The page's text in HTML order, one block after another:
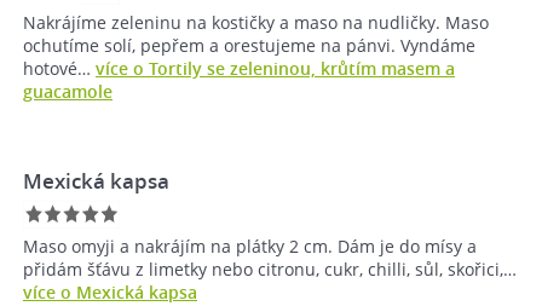
Nakrájíme zeleninu na kostičky a maso na nudličky. Maso
ochutíme solí, pepřem a orestujeme na pánvi. Vyndáme
hotové… více o Tortily se zeleninou, krůtím masem a
guacamole
Mexická kapsa
Maso omyji a nakrájím na plátky 2 cm. Dám je do mísy a
přidám šťávu z limetky nebo citronu, cukr, chilli, sůl, skořici,…
více o Mexická kapsa